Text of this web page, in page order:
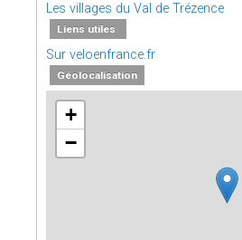
Les villages du Val de Trézence
Liens utiles
Sur veloenfrance.fr
Géolocalisation
+
−